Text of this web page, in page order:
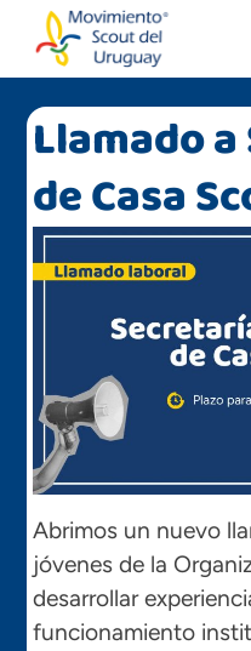
content
Llamado
de Casa
Abrimos un nuevo
jóvenes de la
desarrollar
funcionamiento